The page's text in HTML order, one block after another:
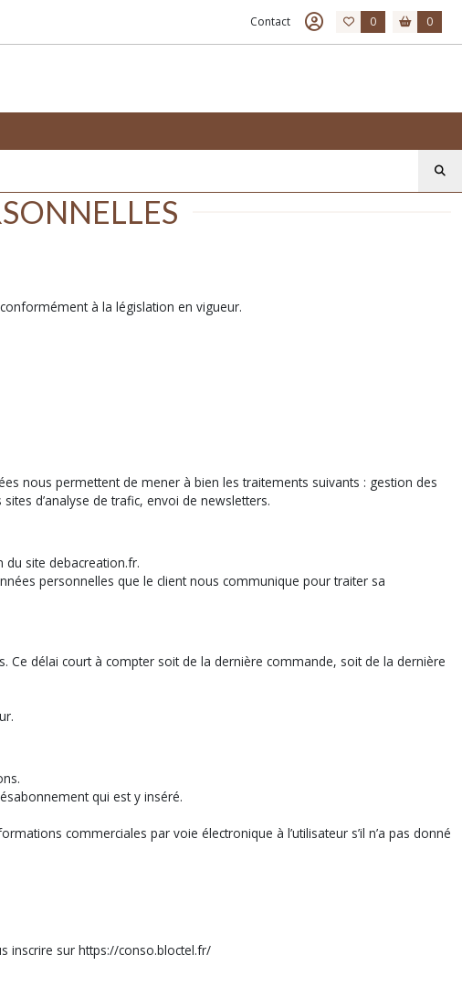
Contact 0 0
à la législation en vigueur.
nous permettent de mener à bien les traitements suivants : gestion des
d’analyse de trafic, envoi de newsletters.
site debacreation.fr.
personnelles que le client nous communique pour traiter sa
Ce délai court à compter soit de la dernière commande, soit de la dernière
qui est y inséré.
commerciales par voie électronique à l’utilisateur s’il n’a pas donné
inscrire sur https://conso.bloctel.fr/